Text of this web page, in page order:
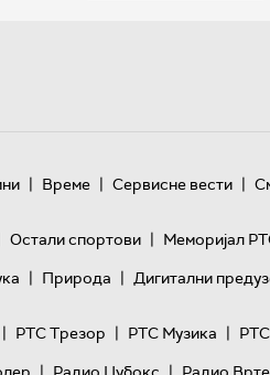
| Време | Сервисне вести |
Остали спортови | Меморијал
| Природа | Дигитални
| РТС Трезор | РТС Музика |